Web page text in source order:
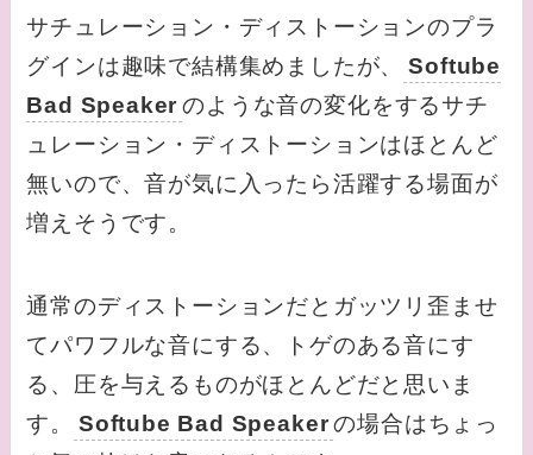
サチュレーション・ディストーションのプラ
グインは趣味で結構集めましたが、
Softube
Bad Speaker のような音の変化をするサチ
ュレーション・ディストーションはほとんど
無いので、音が気に入ったら活躍する場面が
増えそうです。
通常のディストーションだとガッツリ歪ませ
てパワフルな音にする、トゲのある音にす
る、圧を与えるものがほとんどだと思いま
す。
Softube Bad Speaker の場合はちょっ